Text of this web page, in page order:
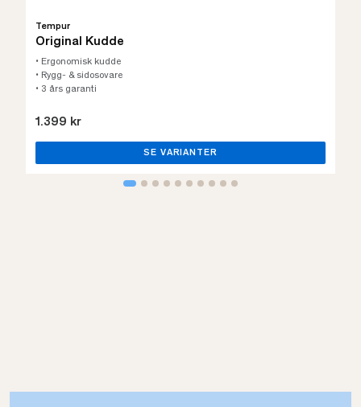
Tempur
Original Kudde
• Ergonomisk kudde
• Rygg- & sidosovare
• 3 års garanti
1.399 kr
SE VARIANTER